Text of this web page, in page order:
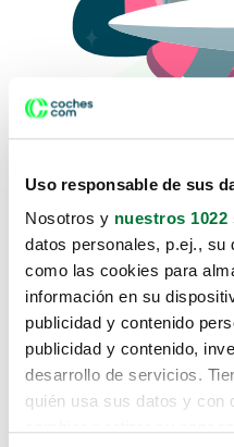
Uso responsable de sus
Nosotros y nuestros 1022
datos personales, p.ej., su
como las cookies para
información en su
publicidad y contenido
publicidad y contenido,
desarrollo de servicios.
quién usa sus datos y con
Lo sentimos,
te hemos
Pero puedes encontrar
buscando en alguno de